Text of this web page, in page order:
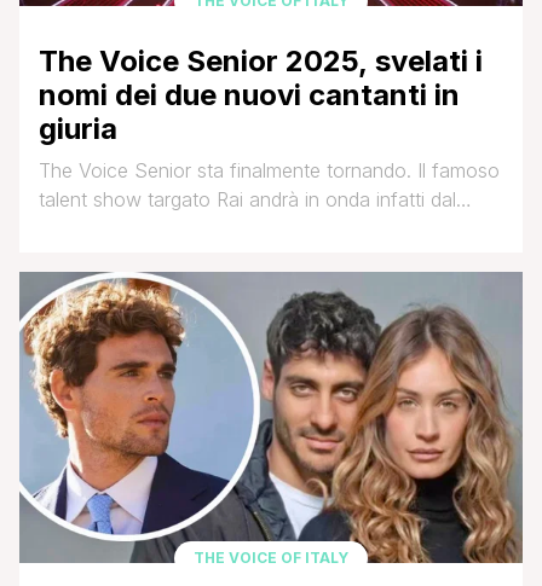
The Voice Senior 2025, svelati i
nomi dei due nuovi cantanti in
giuria
The Voice Senior sta finalmente tornando. Il famoso
talent show targato Rai andrà in onda infatti dal
recentemente ufficializzato e confermato la giuria:
Loredana Bertè, Clementino e Arisa. Salta dunque
Gigi D'Alessio, come già dichiarato in precedenza, in
quanto ha [']
THE VOICE OF ITALY